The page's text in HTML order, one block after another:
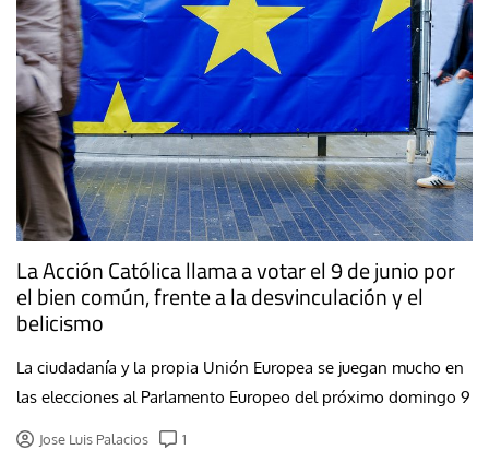
La Acción Católica llama a votar el 9 de junio por
el bien común, frente a la desvinculación y el
belicismo
La ciudadanía y la propia Unión Europea se juegan mucho en
las elecciones al Parlamento Europeo del próximo domingo 9
Jose Luis Palacios 1